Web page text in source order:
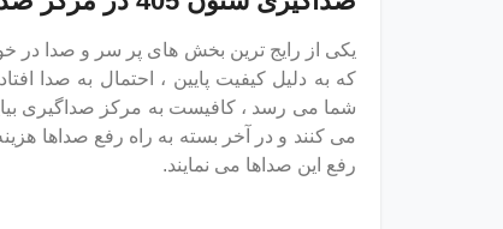
شما می رسد ، کافیست به مرکز صداگیری
می کنند و در آخر بسته به راه رفع صداها
رفع این صداها می نمایند.